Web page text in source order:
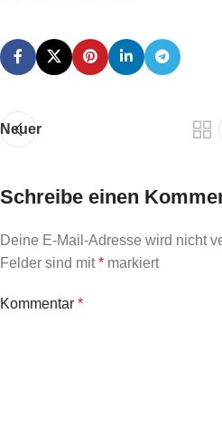
Neuer
Schreibe einen
Deine E-Mail-Adresse wird nicht
Felder sind mit* markiert
Kommentar *